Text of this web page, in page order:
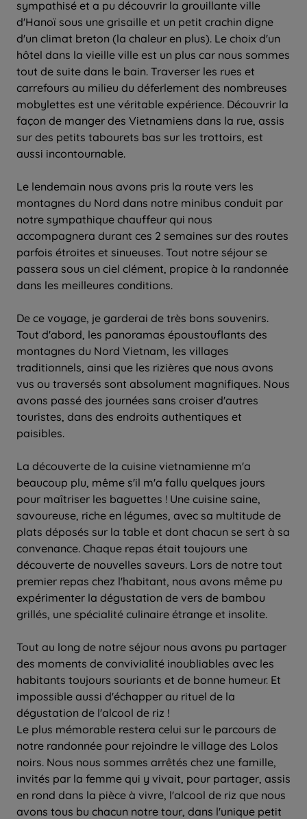
sympathisé et a pu découvrir la grouillante ville
d'Hanoï sous une grisaille et un petit crachin digne
d'un climat breton (la chaleur en plus). Le choix d'un
hôtel dans la vieille ville est un plus car nous sommes
tout de suite dans le bain. Traverser les rues et
carrefours au milieu du déferlement des nombreuses
mobylettes est une véritable expérience. Découvrir la
façon de manger des Vietnamiens dans la rue, assis
sur des petits tabourets bas sur les trottoirs, est
aussi incontournable.
Le lendemain nous avons pris la route vers les
montagnes du Nord dans notre minibus conduit par
notre sympathique chauffeur qui nous
accompagnera durant ces 2 semaines sur des routes
parfois étroites et sinueuses. Tout notre séjour se
passera sous un ciel clément, propice à la randonnée
dans les meilleures conditions.
De ce voyage, je garderai de très bons souvenirs.
Tout d'abord, les panoramas époustouflants des
montagnes du Nord Vietnam, les villages
traditionnels, ainsi que les rizières que nous avons
vus ou traversés sont absolument magnifiques. Nous
avons passé des journées sans croiser d'autres
touristes, dans des endroits authentiques et
paisibles.
La découverte de la cuisine vietnamienne m'a
beaucoup plu, même s'il m'a fallu quelques jours
pour maîtriser les baguettes ! Une cuisine saine,
savoureuse, riche en légumes, avec sa multitude de
plats déposés sur la table et dont chacun se sert à sa
convenance. Chaque repas était toujours une
découverte de nouvelles saveurs. Lors de notre tout
premier repas chez l'habitant, nous avons même pu
expérimenter la dégustation de vers de bambou
grillés, une spécialité culinaire étrange et insolite.
Tout au long de notre séjour nous avons pu partager
des moments de convivialité inoubliables avec les
habitants toujours souriants et de bonne humeur. Et
impossible aussi d'échapper au rituel de la
dégustation de l'alcool de riz !
Le plus mémorable restera celui sur le parcours de
notre randonnée pour rejoindre le village des Lolos
noirs. Nous nous sommes arrêtés chez une famille,
invités par la femme qui y vivait, pour partager, assis
en rond dans la pièce à vivre, l'alcool de riz que nous
avons tous bu chacun notre tour, dans l'unique petit